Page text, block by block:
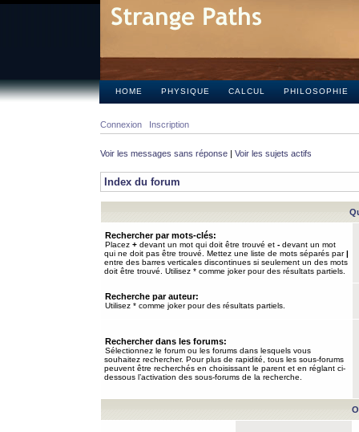
HOME PHYSIQUE CALCUL PHILOSOPHIE
Connexion Inscription
Voir les messages sans réponse | Voir les sujets actifs
Index du forum
Rechercher par mots-clés:
Placez + devant un mot qui doit être trouvé et - devant un mot
qui ne doit pas être trouvé. Mettez une liste de mots séparés par|
entre des barres verticales discontinues si seulement un des mots
doit être trouvé. Utilisez * comme joker pour des résultats partiels.
Recherche par auteur:
Utilisez * comme joker pour des résultats partiels.
Rechercher dans les forums:
Sélectionnez le forum ou les forums dans lesquels vous
souhaitez rechercher. Pour plus de rapidité, tous les sous-forums
peuvent être recherchés en choisissant le parent et en réglant ci-
dessous l’activation des sous-forums de la recherche.